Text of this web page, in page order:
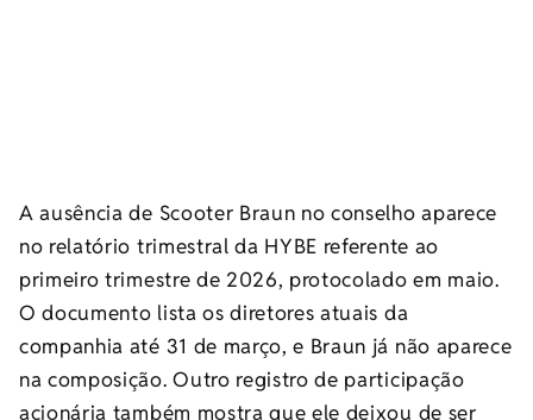
A ausência de Scooter Braun no conselho aparece
no relatório trimestral da HYBE referente ao
primeiro trimestre de 2026, protocolado em maio.
O documento lista os diretores atuais da
companhia até 31 de março, e Braun já não aparece
na composição. Outro registro de participação
acionária também mostra que ele deixou de ser